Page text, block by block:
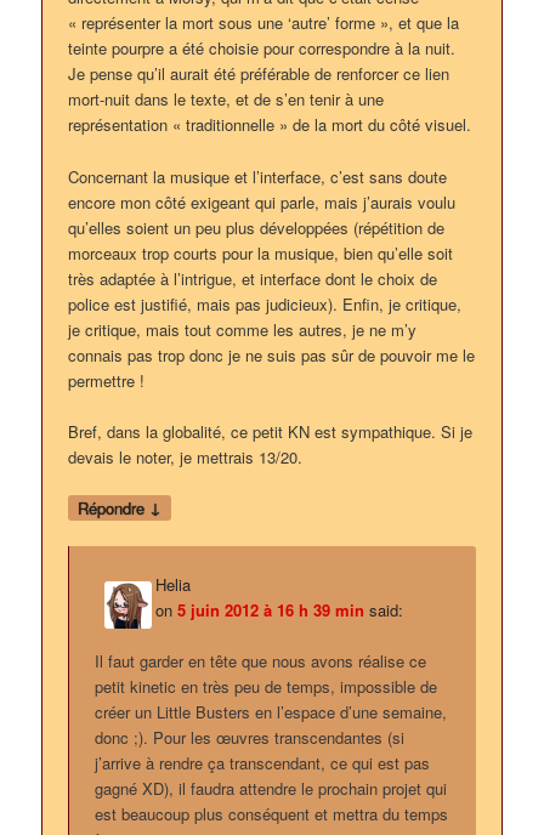
« représenter la mort sous une ‘autre’ forme », et que la
teinte pourpre a été choisie pour correspondre à la nuit.
Je pense qu’il aurait été préférable de renforcer ce lien
mort-nuit dans le texte, et de s’en tenir à une
représentation « traditionnelle » de la mort du côté visuel.
Concernant la musique et l’interface, c’est sans doute
encore mon côté exigeant qui parle, mais j’aurais voulu
qu’elles soient un peu plus développées (répétition de
morceaux trop courts pour la musique, bien qu’elle soit
très adaptée à l’intrigue, et interface dont le choix de
police est justifié, mais pas judicieux). Enfin, je critique,
je critique, mais tout comme les autres, je ne m’y
connais pas trop donc je ne suis pas sûr de pouvoir me le
permettre !
Bref, dans la globalité, ce petit KN est sympathique. Si je
devais le noter, je mettrais 13/20.
Répondre ↓
Helia
on5 juin 2012 à 16 h 39 min said:
Il faut garder en tête que nous avons réalise ce
petit kinetic en très peu de temps, impossible de
créer un Little Busters en l’espace d’une semaine,
donc ;). Pour les œuvres transcendantes (si
j’arrive à rendre ça transcendant, ce qui est pas
gagné XD), il faudra attendre le prochain projet qui
est beaucoup plus conséquent et mettra du temps